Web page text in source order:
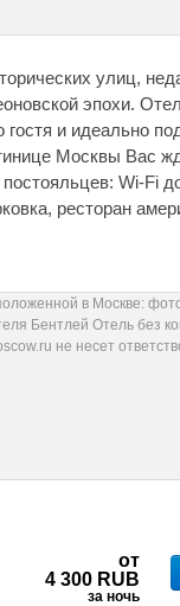
улиц,
эпохи.
и идеально
Москвы Вас
Wi-Fi
ресторан
в Москве:
Бентлей Отель без
не несет
от
4 300 RUB
за ночь